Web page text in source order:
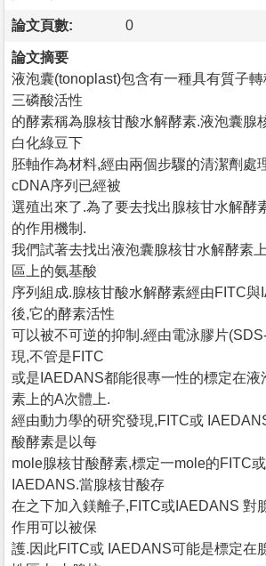
論文頁數: 0
論文摘要
液泡囊(tonoplast)包含有一種具有質子
三磷酸活性
的酵素稱為腺核甘酸水解酵素.液泡囊腺
白化綠豆下
胚軸作為材料,經由兩個步驟的清潔劑處
cDNA序列已經被
選殖出來了.為了要去找出腺核甘水解酵
的作用機制.
我們試著去找出液泡囊腺核甘水解酵素
區上的氨基酸
序列組成.腺核甘酸水解酵素經由FITC與
後,它的酵素活性
可以被不可逆的抑制.經由電泳膠片
現,不管是FITC
或是IAEDANS都能很專一性的標定在液
素上的A次體上.
經由動力學的研究發現,FITC或
酸酵素是以每
mole腺核甘酸酵素,標定一mole的FITC
IAEDANS.當腺核甘酸存
在之下加入鎂離子,FITC或IAEDANS 對
作用可以被保
護.因此FITC或 IAEDANS可能是標定在